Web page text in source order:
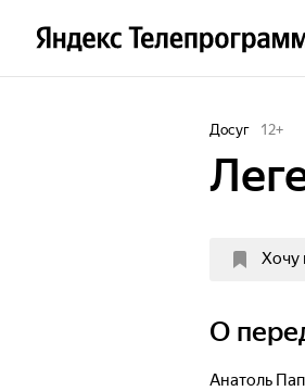
Досуг 12+
Хочу
О
Анатоль